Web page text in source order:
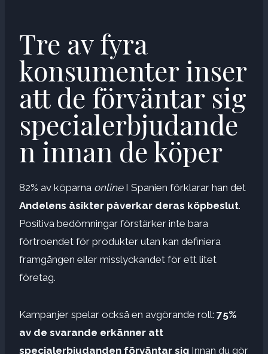
Tre av fyra
konsumenter inser
att de förväntar sig
specialerbjudande
n innan de köper
82% av köparna onlineI Spanien förklarar han det
Andelens åsikter påverkar deras köpbeslut.
Positiva bedömningar förstärker inte bara
förtroendet för produkter utan kan definiera
framgången eller misslyckandet för ett litet
företag.
Kampanjer spelar också en avgörande roll: 75%
av de svarande erkänner att
specialerbjudanden förväntar sig Innan du gör